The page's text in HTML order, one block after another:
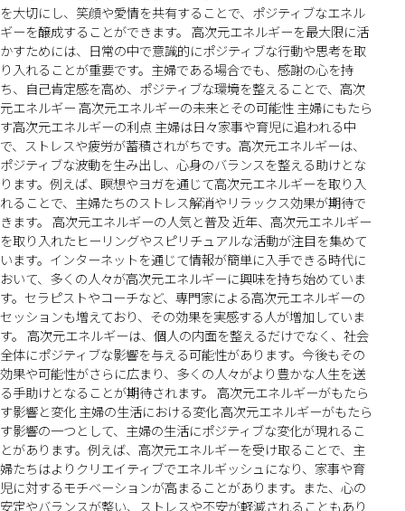
を大切にし、笑顔や愛情を共有することで、ポジティブなエネル
ギーを醸成することができます。 高次元エネルギーを最大限に活
かすためには、日常の中で意識的にポジティブな行動や思考を取
り入れることが重要です。主婦である場合でも、感謝の心を持
ち、自己肯定感を高め、ポジティブな環境を整えることで、高次
元エネルギー 高次元エネルギーの未来とその可能性 主婦にもたら
す高次元エネルギーの利点 主婦は日々家事や育児に追われる中
で、ストレスや疲労が蓄積されがちです。高次元エネルギーは、
ポジティブな波動を生み出し、心身のバランスを整える助けとな
ります。例えば、瞑想やヨガを通じて高次元エネルギーを取り入
れることで、主婦たちのストレス解消やリラックス効果が期待で
きます。 高次元エネルギーの人気と普及 近年、高次元エネルギー
を取り入れたヒーリングやスピリチュアルな活動が注目を集めて
います。インターネットを通じて情報が簡単に入手できる時代に
おいて、多くの人々が高次元エネルギーに興味を持ち始めていま
す。セラピストやコーチなど、専門家による高次元エネルギーの
セッションも増えており、その効果を実感する人が増加していま
す。 高次元エネルギーは、個人の内面を整えるだけでなく、社会
全体にポジティブな影響を与える可能性があります。今後もその
効果や可能性がさらに広まり、多くの人々がより豊かな人生を送
る手助けとなることが期待されます。 高次元エネルギーがもたら
す影響と変化 主婦の生活における変化 高次元エネルギーがもたら
す影響の一つとして、主婦の生活にポジティブな変化が現れるこ
とがあります。例えば、高次元エネルギーを受け取ることで、主
婦たちはよりクリエイティブでエネルギッシュになり、家事や育
児に対するモチベーションが高まることがあります。また、心の
安定やバランスが整い、ストレスや不安が軽減されることもあり